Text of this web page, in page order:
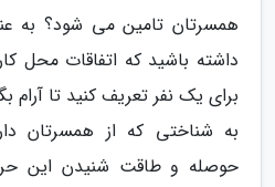
همسرتان تامین می شود؟ به
داشته باشید که اتفاقات محل
برای یک نفر تعریف کنید تا
به شناختی که از همسرتان
حوصله و طاقت شنیدن این